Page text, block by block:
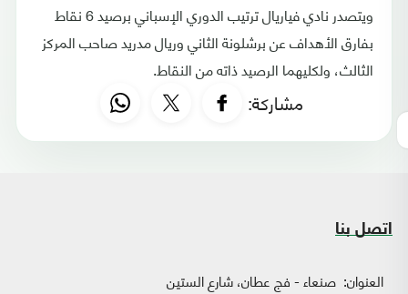
ويتصدر نادي فياريال ترتيب الدوري الإسباني برصيد 6 نقاط
بفارق الأهداف عن برشلونة الثاني وريال مدريد صاحب المركز
الثالث، ولكليهما الرصيد ذاته من النقاط.
مشاركة:
اتصل بنا
العنوان: صنعاء - فج عطان، شارع الستين